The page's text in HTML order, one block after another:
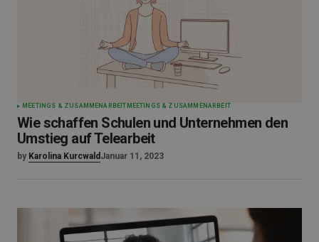
MEETINGS & ZUSAMMENARBEIT MEETINGS & ZUSAMMENARBEIT
Wie schaffen Schulen und Unternehmen den
Umstieg auf Telearbeit
by Karolina Kurcwald Januar 11, 2023